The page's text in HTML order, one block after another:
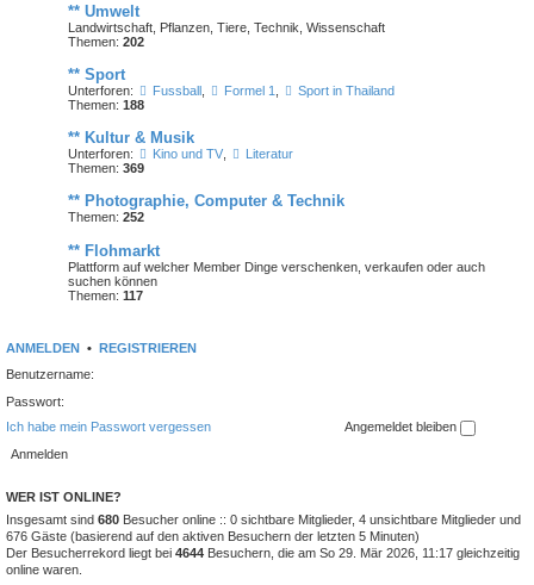
** Umwelt
Landwirtschaft, Pflanzen, Tiere, Technik, Wissenschaft
Themen: 202
** Sport
Unterforen: Fussball, Formel 1
Sport in Thailand
Themen: 188
** Kultur & Musik
Unterforen: Kino und TV,
Literatur
Themen: 369
** Photographie, Computer & Technik
Themen: 252
** Flohmarkt
Plattform auf welcher Member Dinge verschenken, verkaufen oder auch
suchen können
Themen: 117
ANMELDEN • REGISTRIEREN
Benutzername:
Passwort:
Ich habe mein Passwort vergessen
Angemeldet bleiben
WER IST ONLINE?
Insgesamt sind 680 Besucher online :: 0 sichtbare Mitglieder, 4 unsichtbare Mitglieder und
676 Gäste (basierend auf den aktiven Besuchern der letzten 5 Minuten)
Der Besucherrekord liegt bei 4644 Besuchern, die am So 29. Mär 2026, 11:17 gleichzeitig
online waren.